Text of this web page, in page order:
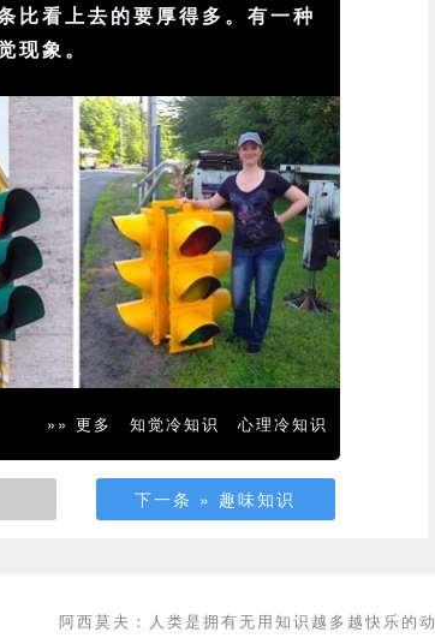
比看上去的要厚得多。有一种
现象。
»» 更多 知觉冷知识 心理冷知识
下一条 » 趣味知识
阿西莫夫：人类是拥有无用知识越多越快乐的动